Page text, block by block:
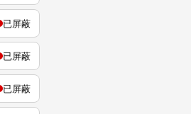
已屏蔽
已屏蔽
已屏蔽